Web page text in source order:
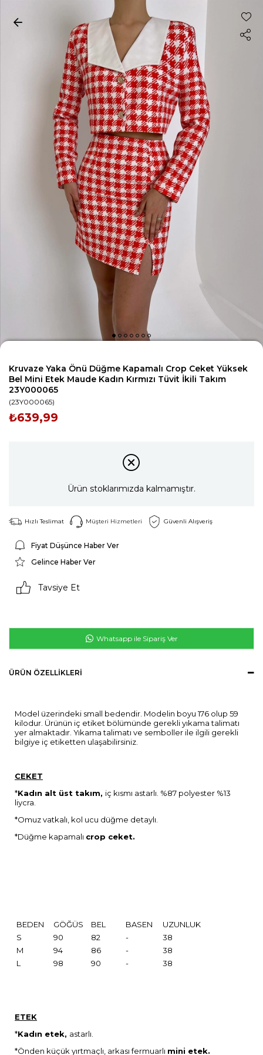
Kruvaze Yaka Önü Düğme Kapamalı Crop Ceket Yüksek
Bel Mini Etek Maude Kadın Kırmızı Tüvit İkili Takım
23Y000065
(23Y000065)
₺639,99
Ürün stoklarımızda kalmamıştır.
Hızlı Teslimat Müşteri Hizmetleri Güvenli Alışveriş
Fiyat Düşünce Haber Ver
Gelince Haber Ver
Tavsiye Et
Whatsapp ile Sipariş Ver
ÜRÜN ÖZELLIKLERI
Model üzerindeki small bedendir. Modelin boyu 176 olup 59
kilodur. Ürünün iç etiket bölümünde gerekli yıkama talimatı
yer almaktadır. Yıkama talimatı ve semboller ile ilgili gerekli
bilgiye iç etiketten ulaşabilirsiniz.
CEKET
*Kadın alt üst takım, iç kısmı astarlı. %87 polyester %13
liycra.
*Omuz vatkalı, kol ucu düğme detaylı.
*Düğme kapamalı crop ceket.
BEDEN GÖĞÜS BEL BASEN
UZUNLUK
S
90 82 -
38
M
94 86 -
38
L
98 90 - 38
ETEK
*Kadın etek, astarlı.
*Önden küçük yırtmaçlı, arkası fermuarlı mini etek.